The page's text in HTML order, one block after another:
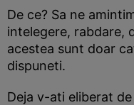
De ce? Sa ne
intelegere, rabdare,
acestea sunt doar
dispuneti.
Deja v-ati eliberat